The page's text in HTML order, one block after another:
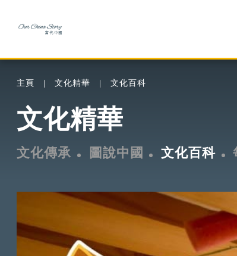
主頁 文化精華 文化百科
文化精華
文化傳承 圖說中國 文化百科